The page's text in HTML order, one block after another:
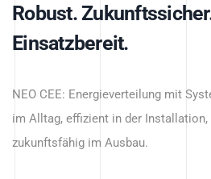
Intelligente
beginnt
Robust.
Einsatzbereit.
NEO CEE: Energieverteilung mit
im Alltag, effizient in der Installation,
zukunftsfähig im Ausbau.
Intelligenz trifft
Anwendungen – robust, IP-geschützt
zukunftsfähig.